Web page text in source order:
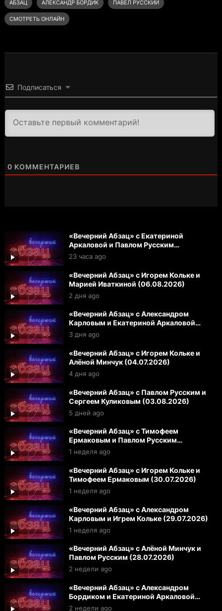
АБЗАЦ АЛЕКСАНДР БОРДИК ПАВЕЛ РУССКИЙ
СМОТРЕТЬ ОНЛАЙН
Подписаться
0 КОММЕНТАРИЕВ
«Вечерний Абзац» с Екатериной
Аркаловой и Павлом Русским
(07.08.2026)
23 часа ago
«Вечерний Абзац» с Игорем Кольке и
Марией Иваткиной (06.08.2026)
2 дня ago
«Вечерний Абзац» с Александром
Карловым и Екатериной Аркаловой
(05.08.2026)
3 дня ago
«Вечерний Абзац» с Игорем Кольке и
Алёной Минчук (04.07.2026)
4 дня ago
«Вечерний Абзац» с Павлом Русским и
Сергеем Куликовым (03.08.2026)
5 дней ago
«Вечерний Абзац» с Тимофеем
Ермаковым и Павлом Русским
(31.07.2026)
1 неделя ago
«Вечерний Абзац» с Игорем Кольке и
Тимофеем Ермаковым (30.07.2026)
1 неделя ago
«Вечерний Абзац» с Александром
Карловым и Игрем Кольке (29.07.2026)
1 неделя ago
«Вечерний Абзац» с Алёной Минчук и
Павлом Русским (28.07.2026)
2 недели ago
«Вечерний Абзац» с Александром
Бордиком и Екатериной Аркаловой
(27.07.2026)
2 недели ago